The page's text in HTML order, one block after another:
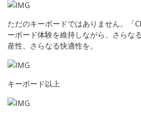
ただのキーボードではありません。「
ーボード体験を維持しながら、さらな
産性、さらなる快適性を。
キーボード以上